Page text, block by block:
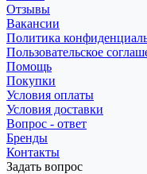
Отзывы
Вакансии
Политика
Пользовательское
Помощь
Покупки
Условия оплаты
Условия доставки
Вопрос - ответ
Бренды
Контакты
Задать вопрос